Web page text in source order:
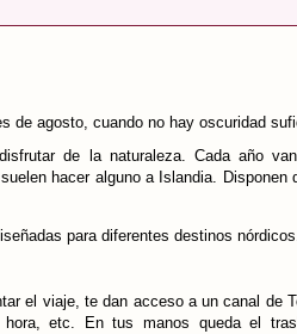
de agosto, cuando no hay oscuridad
de la naturaleza. Cada año
hacer alguno a Islandia.
para diferentes destinos nórdicos.
el viaje, te dan acceso a un canal de
etc. En tus manos queda el